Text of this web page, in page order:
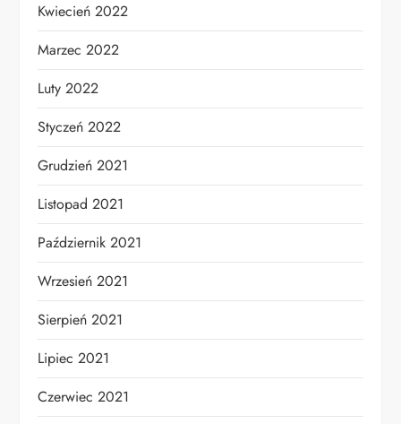
Kwiecień 2022
Marzec 2022
Luty 2022
Styczeń 2022
Grudzień 2021
Listopad 2021
Październik 2021
Wrzesień 2021
Sierpień 2021
Lipiec 2021
Czerwiec 2021